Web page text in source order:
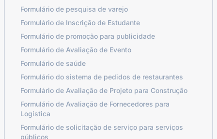
Formulário de pesquisa de varejo
Formulário de Inscrição de Estudante
Formulário de promoção para publicidade
Formulário de Avaliação de Evento
Formulário de saúde
Formulário do sistema de pedidos de restaurantes
Formulário de Avaliação de Projeto para Construção
Formulário de Avaliação de Fornecedores para
Logística
Formulário de solicitação de serviço para serviços
públicos